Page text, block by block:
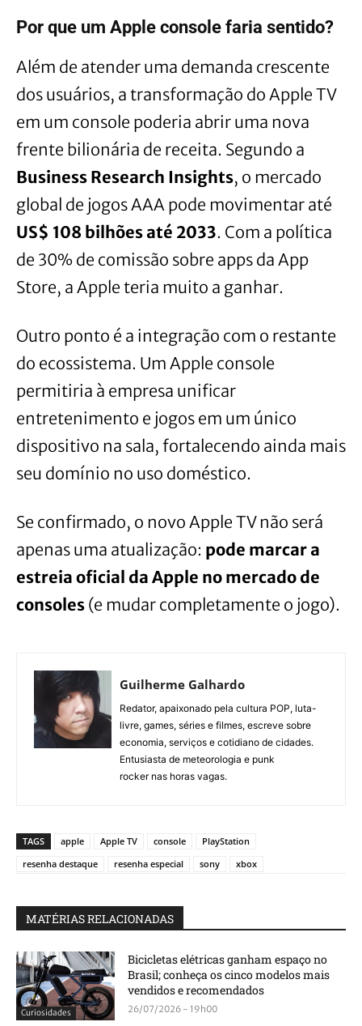
Por que um Apple console faria sentido?
Além de atender uma demanda crescente
dos usuários, a transformação do Apple TV
em um console poderia abrir uma nova
frente bilionária de receita. Segundo a
Business Research Insights, o mercado
global de jogos AAA pode movimentar até
US$ 108 bilhões até 2033. Com a política
de 30% de comissão sobre apps da App
Store, a Apple teria muito a ganhar.
Outro ponto é a integração com o restante
do ecossistema. Um Apple console
permitiria à empresa unificar
entretenimento e jogos em um único
dispositivo na sala, fortalecendo ainda mais
seu domínio no uso doméstico.
Se confirmado, o novo Apple TV não será
apenas uma atualização: pode marcar a
estreia oficial da Apple no mercado de
consoles (e mudar completamente o jogo).
Guilherme Galhardo
Redator, apaixonado pela cultura POP, luta-
livre, games, séries e filmes, escreve sobre
economia, serviços e cotidiano de cidades.
Entusiasta de meteorologia e punk
rocker nas horas vagas.
TAGS apple Apple TV console
PlayStation
resenha destaque
resenha especial sony xbox
MATÉRIAS RELACIONADAS
Curiosidades
Bicicletas elétricas ganham espaço no
Brasil; conheça os cinco modelos mais
vendidos e recomendados
26/07/2026 - 19h00